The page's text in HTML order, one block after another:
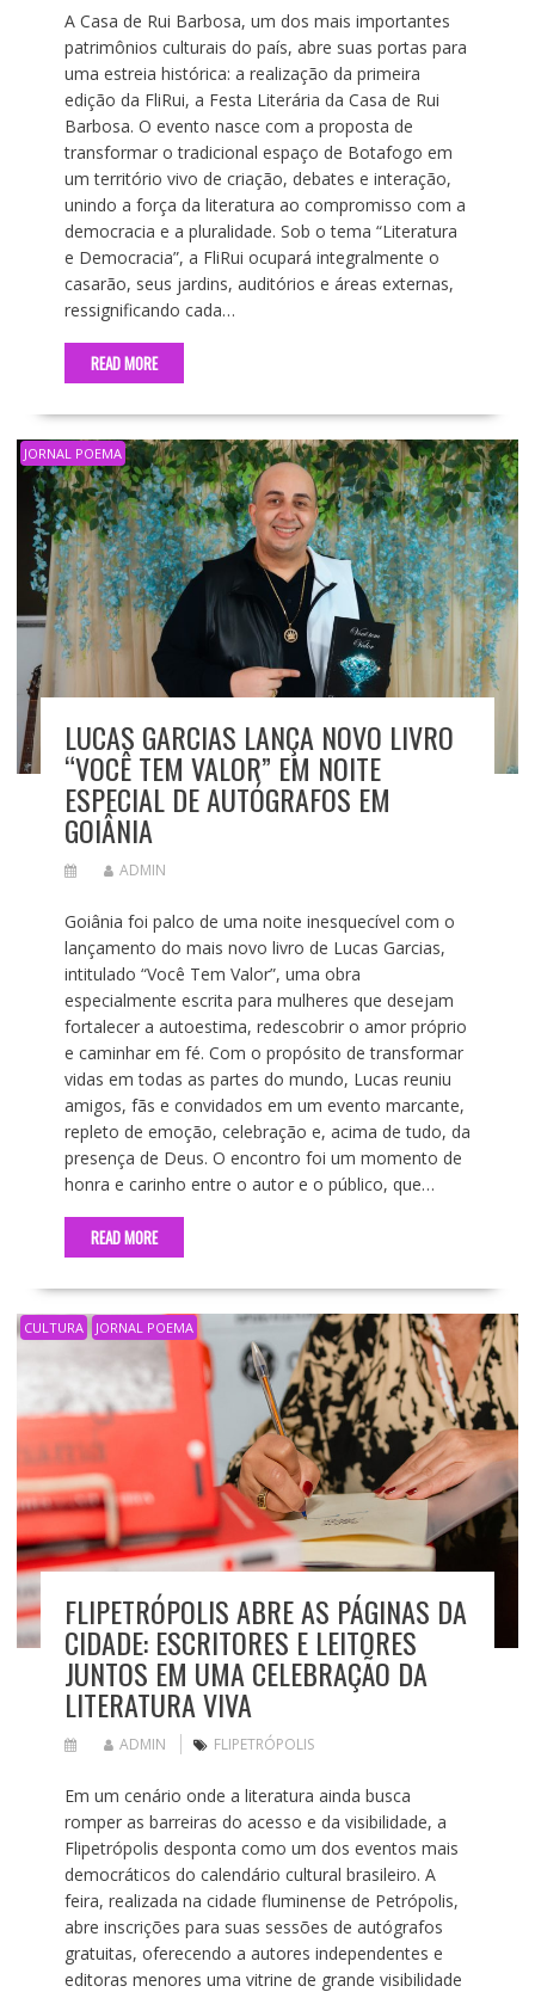
A Casa de Rui Barbosa, um dos mais importantes
patrimônios culturais do país, abre suas portas para
uma estreia histórica: a realização da primeira
edição da FliRui, a Festa Literária da Casa de Rui
Barbosa. O evento nasce com a proposta de
transformar o tradicional espaço de Botafogo em
um território vivo de criação, debates e interação,
unindo a força da literatura ao compromisso com a
democracia e a pluralidade. Sob o tema “Literatura
e Democracia”, a FliRui ocupará integralmente o
casarão, seus jardins, auditórios e áreas externas,
ressignificando cada…
READ MORE
JORNAL POEMA
LUCAS GARCIAS LANÇA NOVO LIVRO
“VOCÊ TEM VALOR” EM NOITE
ESPECIAL DE AUTÓGRAFOS EM
GOIÂNIA
ADMIN
Goiânia foi palco de uma noite inesquecível com o
lançamento do mais novo livro de Lucas Garcias,
intitulado “Você Tem Valor”, uma obra
especialmente escrita para mulheres que desejam
fortalecer a autoestima, redescobrir o amor próprio
e caminhar em fé. Com o propósito de transformar
vidas em todas as partes do mundo, Lucas reuniu
amigos, fãs e convidados em um evento marcante,
repleto de emoção, celebração e, acima de tudo, da
presença de Deus. O encontro foi um momento de
honra e carinho entre o autor e o público, que…
READ MORE
CULTURA JORNAL POEMA
FLIPETRÓPOLIS ABRE AS PÁGINAS DA
CIDADE: ESCRITORES E LEITORES
JUNTOS EM UMA CELEBRAÇÃO DA
LITERATURA VIVA
ADMIN FLIPETRÓPOLIS
Em um cenário onde a literatura ainda busca
romper as barreiras do acesso e da visibilidade, a
Flipetrópolis desponta como um dos eventos mais
democráticos do calendário cultural brasileiro. A
feira, realizada na cidade fluminense de Petrópolis,
abre inscrições para suas sessões de autógrafos
gratuitas, oferecendo a autores independentes e
editoras menores uma vitrine de grande visibilidade